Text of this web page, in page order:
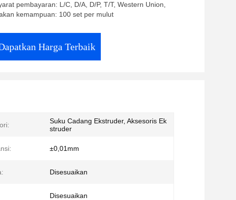
pembayaran: L/C, D/A, D/P, T/T, Western Union,
kemampuan: 100 set per mulut
Harga Terbaik
Suku Cadang Ekstruder, Aksesoris Ek
struder
±0,01mm
Disesuaikan
Disesuaikan